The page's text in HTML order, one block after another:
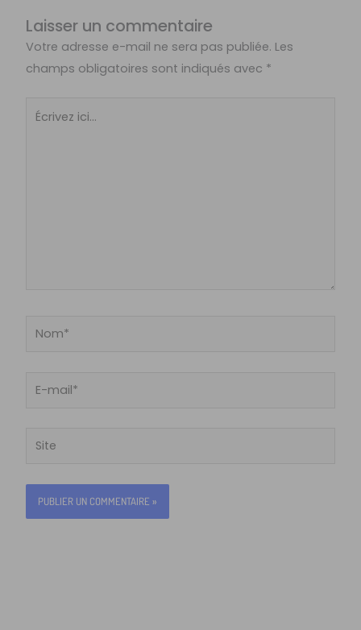
Laisser un commentaire
Votre adresse e-mail ne sera pas publiée. Les
champs obligatoires sont indiqués avec *
Écrivez
Nom*
Site